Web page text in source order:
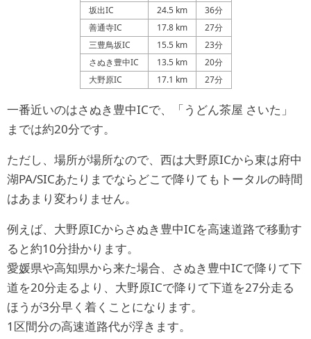
坂出IC
24.5 km
36分
善通寺IC
17.8 km
27分
三豊鳥坂IC
15.5 km
23分
さぬき豊中IC
13.5 km
20分
大野原IC
17.1 km 27分
一番近いのはさぬき豊中ICで、「うどん茶屋 さいた」
までは約20分です。
ただし、場所が場所なので、西は大野原ICから東は府中
湖PA/SICあたりまでならどこで降りてもトータルの時間
はあまり変わりません。
例えば、大野原ICからさぬき豊中ICを高速道路で移動す
ると約10分掛かります。
愛媛県や高知県から来た場合、さぬき豊中ICで降りて下
道を20分走るより、大野原ICで降りて下道を27分走る
ほうが3分早く着くことになります。
1区間分の高速道路代が浮きます。